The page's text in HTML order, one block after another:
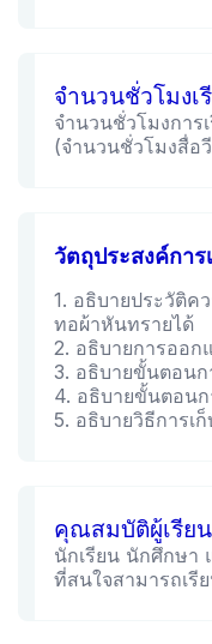
จำนวนชั่วโมงเ
จำนวนชั่วโมงการ
(จำนวนชั่วโมงสื่อ
วัตถุประสงค์การ
1. อธิบายประวัติค
ทอผ้าหันทรายได้
2. อธิบายการออก
3. อธิบายขั้นตอนก
4. อธิบายขั้นตอน
5. อธิบายวิธีการเ
คุณสมบัติผู้เรียน
นักเรียน นักศึกษา
ที่สนใจสามารถเรี